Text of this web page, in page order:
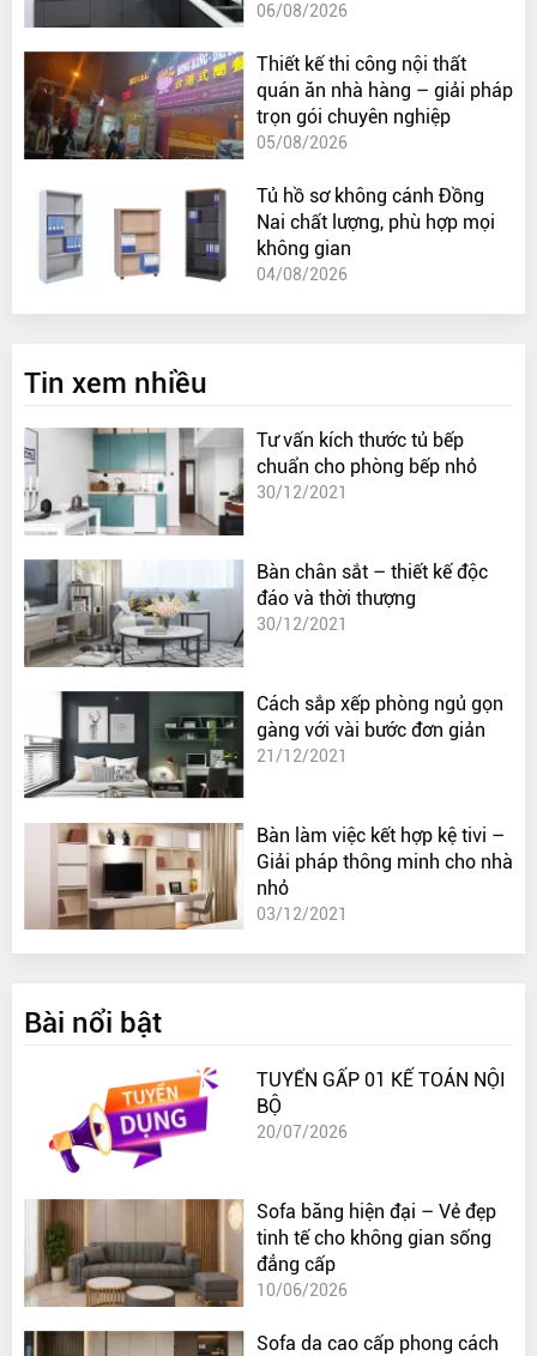
06/08/2026
Thiết kế thi công nội thất
quán ăn nhà hàng – giải pháp
trọn gói chuyên nghiệp
05/08/2026
Tủ hồ sơ không cánh Đồng
Nai chất lượng, phù hợp mọi
không gian
04/08/2026
Tin xem nhiều
Tư vấn kích thước tủ bếp
chuẩn cho phòng bếp nhỏ
30/12/2021
Bàn chân sắt – thiết kế độc
đáo và thời thượng
30/12/2021
Cách sắp xếp phòng ngủ gọn
gàng với vài bước đơn giản
21/12/2021
Bàn làm việc kết hợp kệ tivi –
Giải pháp thông minh cho nhà
nhỏ
03/12/2021
Bài nổi bật
TUYỂN GẤP 01 KẾ TOÁN NỘI
BỘ
20/07/2026
Sofa băng hiện đại – Vẻ đẹp
tinh tế cho không gian sống
đẳng cấp
10/06/2026
Sofa da cao cấp phong cách